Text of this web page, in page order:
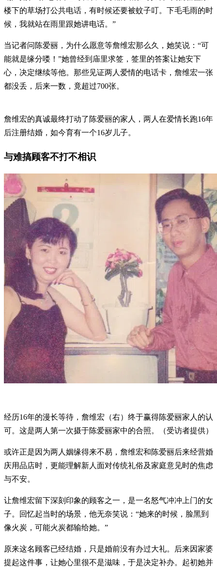
楼下的草场打公共电话，有时候还要被蚊子叮。下毛毛雨的时
候，我就站在雨里跟她讲电话。”
当记者问陈爱丽，为什么愿意等詹维宏那么久，她笑说：“可
能就是缘分喽！”她曾经到庙里求签，签里的答案让她安下
心，决定继续等他。那些见证两人爱情的电话卡，詹维宏一张
都没丢，后来一数，竟超过700张。
詹维宏的真诚最终打动了陈爱丽的家人，两人在爱情长跑16年
后注册结婚，如今育有一个16岁儿子。
与难搞顾客不打不相识
经历16年的漫长等待，詹维宏（右）终于赢得陈爱丽家人的认
可。这是两人第一次摄于陈爱丽家中的合照。（受访者提供）
或许正是因为两人姻缘得来不易，詹维宏和陈爱丽后来经营婚
庆用品店时，更能理解新人面对传统礼俗及家庭意见时的焦虑
与不安。
让詹维宏留下深刻印象的顾客之一，是一名怒气冲冲上门的女
子。回忆起当时的场景，他无奈笑说：“她来的时候，脸黑到
像火炭，可能火炭都输给她。”
原来这名顾客已经结婚，只是婚前没有办过大礼。后来因家婆
提起这件事，让她心里很不是滋味，于是决定补办。起初她并